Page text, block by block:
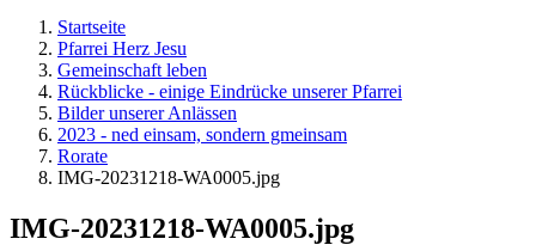
Startseite
Pfarrei Herz Jesu
Gemeinschaft leben
Rückblicke - einige Eindrücke unserer Pfarrei
Bilder unserer Anlässen
2023 - ned einsam, sondern gmeinsam
Rorate
IMG-20231218-WA0005.jpg
IMG-20231218-WA0005.jpg